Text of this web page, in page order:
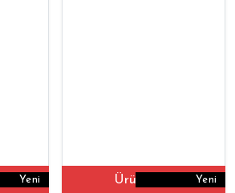
Yeni Yeni
Ürüne Git